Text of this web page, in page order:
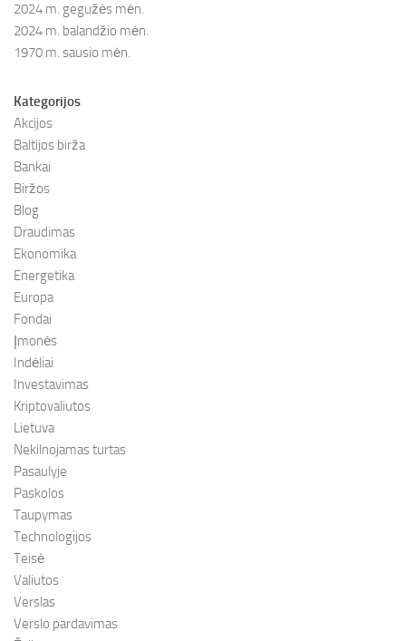
2024 m. gegužės mėn.
2024 m. balandžio mėn.
1970 m. sausio mėn.
Kategorijos
Akcijos
Baltijos birža
Bankai
Biržos
Blog
Draudimas
Ekonomika
Energetika
Europa
Fondai
Įmonės
Indėliai
Investavimas
Kriptovaliutos
Lietuva
Nekilnojamas turtas
Pasaulyje
Paskolos
Taupymas
Technologijos
Teisė
Valiutos
Verslas
Verslo pardavimas